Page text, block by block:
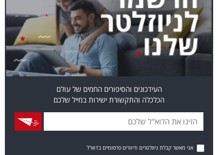
העידכונים והסיפורים החמים של עולם
הכלכלה והתקשורת ישירות במייל שלכם
אני מאשר קבלת ניוזלטרים ודיוורים פרסומיים בדוא"ל